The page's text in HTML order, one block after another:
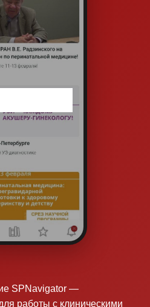
SPNavigator —
работы с клиническими